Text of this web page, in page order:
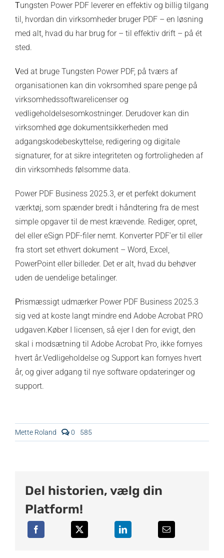
Tungsten Power PDF leverer en effektiv og billig tilgang
til, hvordan din virksomheder bruger PDF – en løsning
med alt, hvad du har brug for – til effektiv drift – på ét
sted.
Ved at bruge Tungsten Power PDF, på tværs af
organisationen kan din vokrsomhed spare penge på
virksomhedssoftwarelicenser og
vedligeholdelsesomkostninger. Derudover kan din
virksomhed øge dokumentsikkerheden med
adgangskodebeskyttelse, redigering og digitale
signaturer, for at sikre integriteten og fortroligheden af
din virksomheds følsomme data.
Power PDF Business 2025.3, er et perfekt dokument
værktøj, som spænder bredt i håndtering fra de mest
simple opgaver til de mest krævende. Rediger, opret,
del eller eSign PDF-filer nemt. Konverter PDF’er til eller
fra stort set ethvert dokument – Word, Excel,
PowerPoint eller billeder. Det er alt, hvad du behøver
uden de uendelige betalinger.
Prismæssigt udmærker Power PDF Business 2025.3
sig ved at koste langt mindre end Adobe Acrobat PRO
udgaven.Køber I licensen, så ejer I den for evigt, den
skal i modsætning til Adobe Acrobat Pro, ikke fornyes
hvert år.Vedligeholdelse og Support kan fornyes hvert
år, og giver adgang til nye software opdateringer og
support.
Mette Roland 0comments
on
er
du
klar
til
at
fange
nissens
585
Del historien, vælg din
Platform!